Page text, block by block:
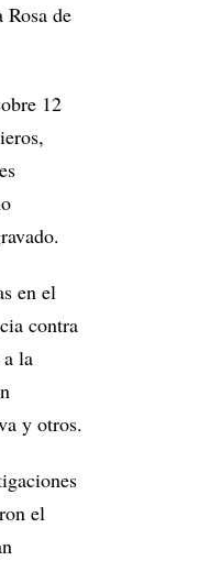
Rosa de
12
en el
contra
la
y otros.
el